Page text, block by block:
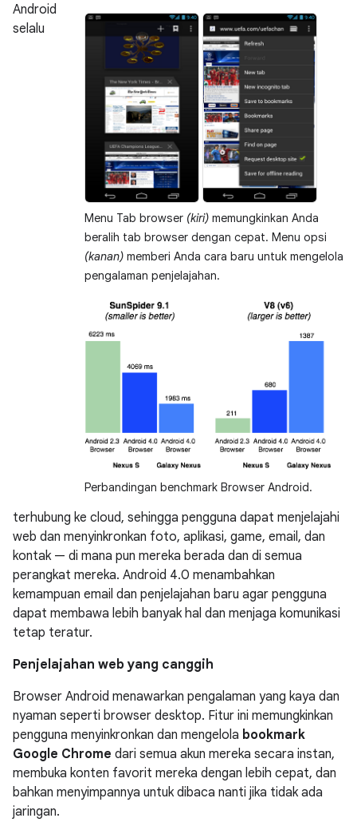
Menu Tab browser (kiri) memungkinkan Anda
beralih tab browser dengan cepat. Menu opsi
(kanan) memberi Anda cara baru untuk mengelola
pengalaman penjelajahan.
Perbandingan benchmark Browser Android.
Android
selalu
terhubung ke cloud, sehingga pengguna dapat menjelajahi
web dan menyinkronkan foto, aplikasi, game, email, dan
kontak — di mana pun mereka berada dan di semua
perangkat mereka. Android 4.0 menambahkan
kemampuan email dan penjelajahan baru agar pengguna
dapat membawa lebih banyak hal dan menjaga komunikasi
tetap teratur.
Penjelajahan web yang canggih
Browser Android menawarkan pengalaman yang kaya dan
nyaman seperti browser desktop. Fitur ini memungkinkan
pengguna menyinkronkan dan mengelola bookmark
Google Chrome dari semua akun mereka secara instan,
membuka konten favorit mereka dengan lebih cepat, dan
bahkan menyimpannya untuk dibaca nanti jika tidak ada
jaringan.